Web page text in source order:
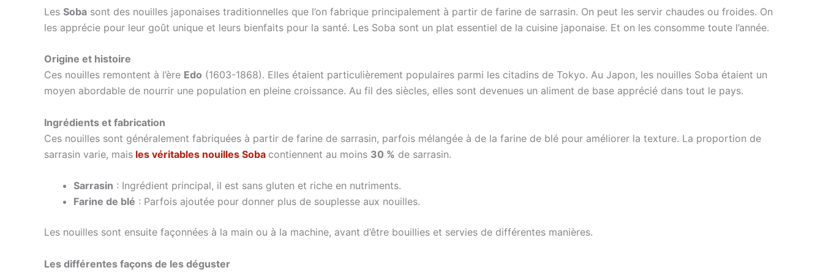
Les Soba sont des nouilles japonaises traditionnelles que l’on fabrique principalement à partir de farine de sarrasin. On peut les servir chaudes ou froides. On
les apprécie pour leur goût unique et leurs bienfaits pour la santé. Les Soba sont un plat essentiel de la cuisine japonaise. Et on les consomme toute l’année.
Origine et histoire
Ces nouilles remontent à l’ère Edo (1603-1868). Elles étaient particulièrement populaires parmi les citadins de Tokyo. Au Japon, les nouilles Soba étaient un
moyen abordable de nourrir une population en pleine croissance. Au fil des siècles, elles sont devenues un aliment de base apprécié dans tout le pays.
Ingrédients et fabrication
Ces nouilles sont généralement fabriquées à partir de farine de sarrasin, parfois mélangée à de la farine de blé pour améliorer la texture. La proportion de
sarrasin varie, mais les véritables nouilles Soba contiennent au moins 30 % de sarrasin.
Sarrasin : Ingrédient principal, il est sans gluten et riche en nutriments.
Farine de blé : Parfois ajoutée pour donner plus de souplesse aux nouilles.
Les nouilles sont ensuite façonnées à la main ou à la machine, avant d’être bouillies et servies de différentes manières.
Les différentes façons de les déguster